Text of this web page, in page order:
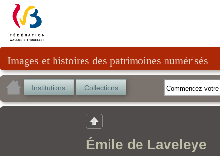
Images et histoires des patrimoines numérisés
Institutions Collections
Émile de Laveleye